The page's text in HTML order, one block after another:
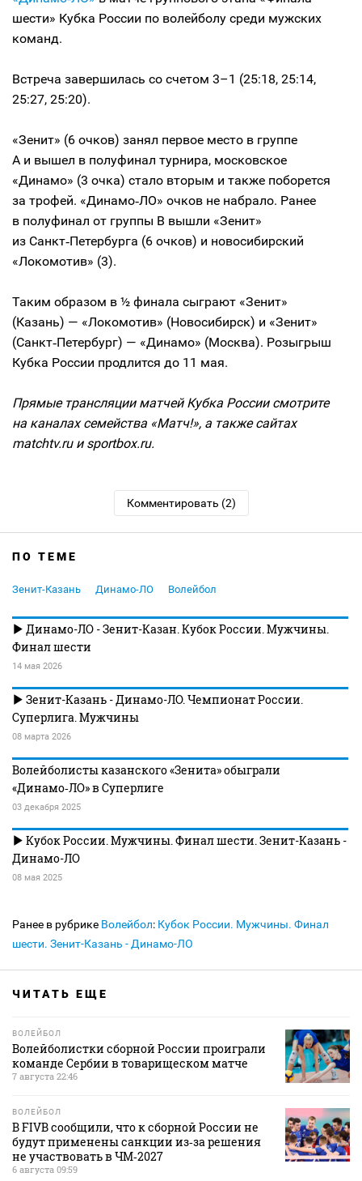
шести» Кубка России по волейболу среди мужских
команд.
Встреча завершилась со счетом 3–1 (25:18, 25:14,
25:27, 25:20).
«Зенит» (6 очков) занял первое место в группе
А и вышел в полуфинал турнира, московское
«Динамо» (3 очка) стало вторым и также поборется
за трофей. «Динамо‑ЛО» очков не набрало. Ранее
в полуфинал от группы B вышли «Зенит»
из Санкт‑Петербурга (6 очков) и новосибирский
«Локомотив» (3).
Таким образом в ½ финала сыграют «Зенит»
(Казань) — «Локомотив» (Новосибирск) и «Зенит»
(Санкт‑Петербург) — «Динамо» (Москва). Розыгрыш
Кубка России продлится до 11 мая.
Прямые трансляции матчей Кубка России смотрите
на каналах семейства «Матч!», а также сайтах
matchtv.ru и sportbox.ru.
Комментировать (2)
ПО ТЕМЕ
Зенит-Казань Динамо-ЛО Волейбол
Динамо-ЛО - Зенит-Казан. Кубок России. Мужчины.
Финал шести
14 мая 2026
Зенит-Казань - Динамо-ЛО. Чемпионат России.
Суперлига. Мужчины
08 марта 2026
Волейболисты казанского «Зенита» обыграли
«Динамо‑ЛО» в Суперлиге
03 декабря 2025
Кубок России. Мужчины. Финал шести. Зенит-Казань -
Динамо-ЛО
08 мая 2025
Ранее в рубрике Волейбол: Кубок России. Мужчины. Финал
шести. Зенит-Казань - Динамо-ЛО
ЧИТАТЬ ЕЩЕ
ВОЛЕЙБОЛ
Волейболистки сборной России проиграли
команде Сербии в товарищеском матче
7 августа 22:46
ВОЛЕЙБОЛ
В FIVB сообщили, что к сборной России не
будут применены санкции из‑за решения
не участвовать в ЧМ‑2027
6 августа 09:59